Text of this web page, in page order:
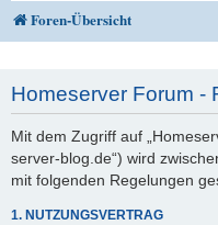
Foren-Übersicht
Homeserver Forum -
Mit dem Zugriff auf
server-blog.de“) wird
mit folgenden Regelungen
1. NUTZUNGSVERTRAG